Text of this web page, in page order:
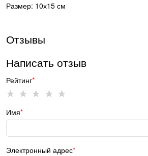
Размер: 10х15 см
Отзывы
Написать отзыв
Рейтинг
Имя
Электронный адрес